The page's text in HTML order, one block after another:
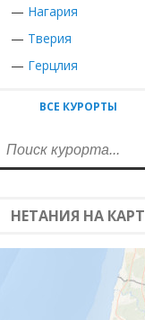
— Нагария
— Тверия
— Герцлия
ВСЕ КУРОРТЫ
НЕТАНИЯ НА